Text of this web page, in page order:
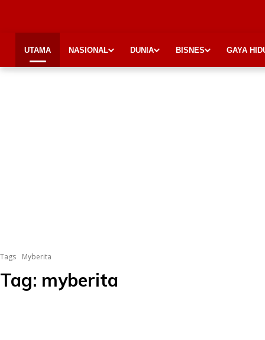
UTAMA NASIONAL DUNIA BISNES GAYA
Tags Myberita
Tag: myberita